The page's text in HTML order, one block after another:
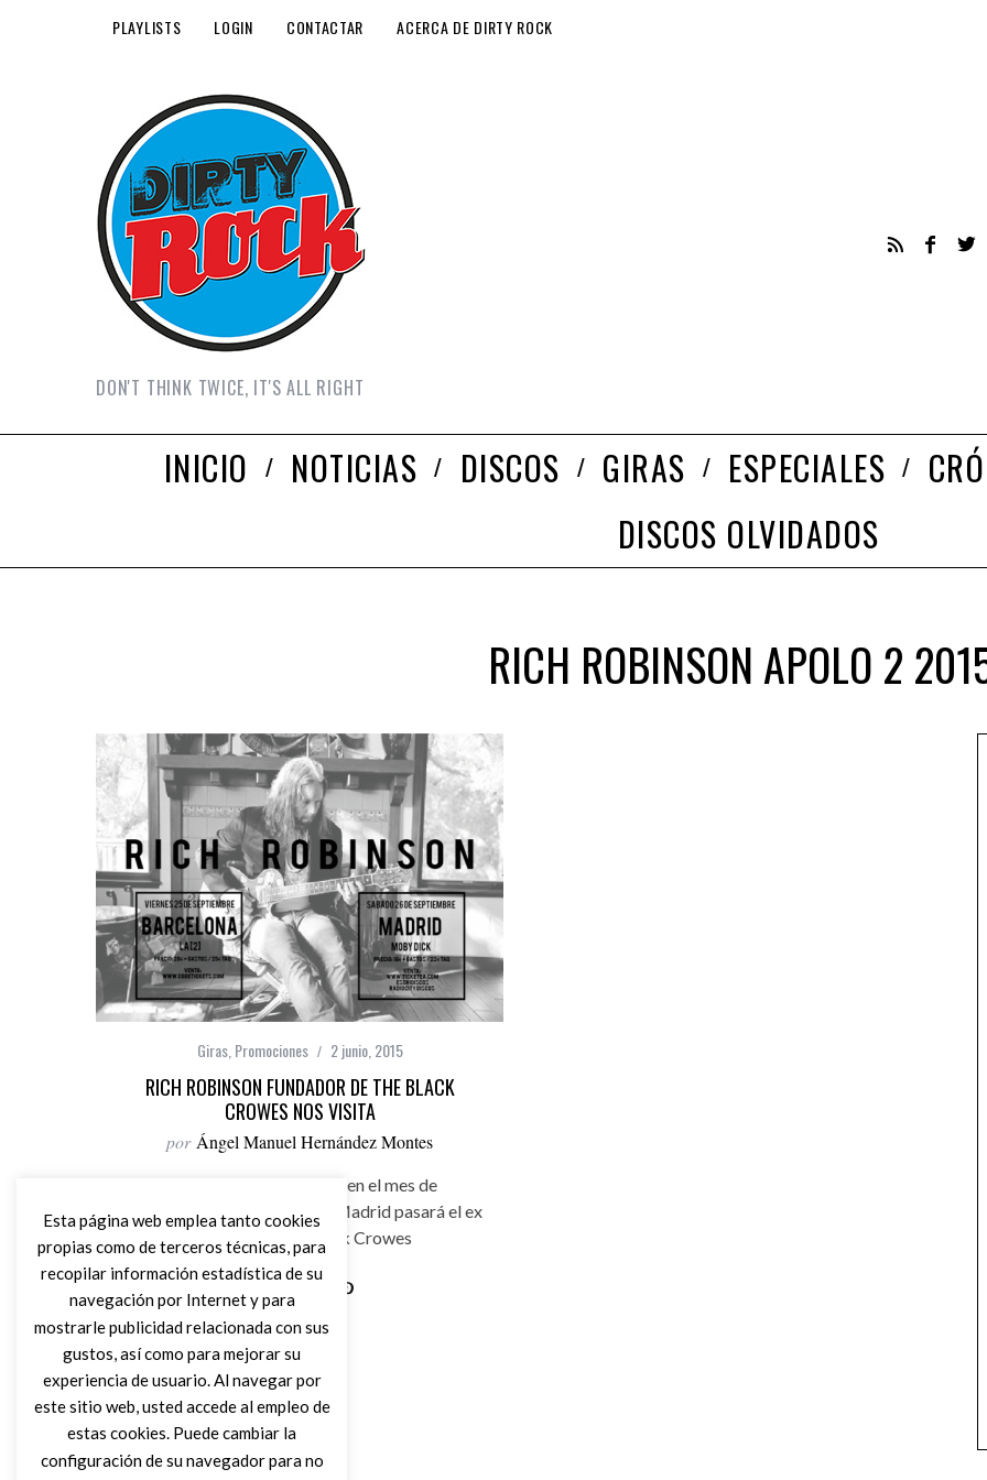
PLAYLISTS LOGIN CONTACTAR ACERCA DE DIRTY ROCK
DON'T THINK TWICE, IT'S ALL RIGHT
INICIO NOTICIAS DISCOS GIRAS ESPECIALES
DISCOS OLVIDADOS
RICH ROBINSON APOLO 2
Giras, Promociones 2 junio, 2015
RICH ROBINSON FUNDADOR DE THE BLACK
CROWES NOS VISITA
por Ángel Manuel Hernández Montes
Rich Robinson nos visita en el mes de
Septiembre, por Barcelona y Madrid pasará el ex
guitarra de The Black Crowes
Leer Más
Esta página web emplea tanto cookies
propias como de terceros técnicas, para
recopilar información estadística de su
navegación por Internet y para
mostrarle publicidad relacionada con sus
gustos, así como para mejorar su
experiencia de usuario. Al navegar por
este sitio web, usted accede al empleo de
estas cookies. Puede cambiar la
configuración de su navegador para no